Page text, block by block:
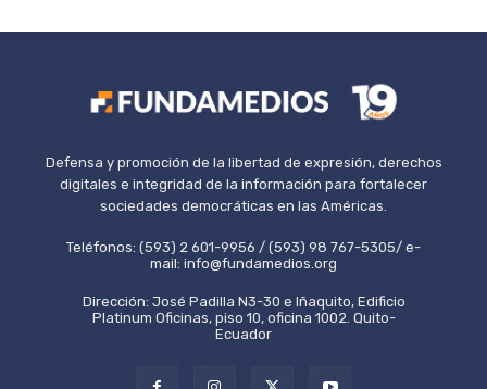
Defensa y promoción de la libertad de expresión, derechos
digitales e integridad de la información para fortalecer
sociedades democráticas en las Américas.
Teléfonos: (593) 2 601-9956 / (593) 98 767-5305/ e-
mail: info@fundamedios.org
Dirección: José Padilla N3-30 e Iñaquito, Edificio
Platinum Oficinas, piso 10, oficina 1002. Quito-
Ecuador